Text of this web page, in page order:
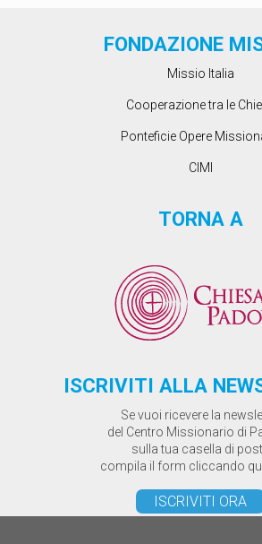
FONDAZIONE
Missio Italia
Cooperazione tra le
Ponteficie Opere
CIMI
TORNA A
ISCRIVITI ALLA
Se vuoi ricevere la
del Centro Missionario di
sulla tua casella di
compila il form cliccando
ISCRIVITI ORA